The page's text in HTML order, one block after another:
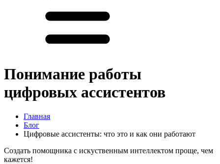
Понимание работы
цифровых ассистентов
Главная
Блог
Цифровые ассистенты: что это и как они работают
Создать помощника с искуственным интеллектом проще, чем
кажется!